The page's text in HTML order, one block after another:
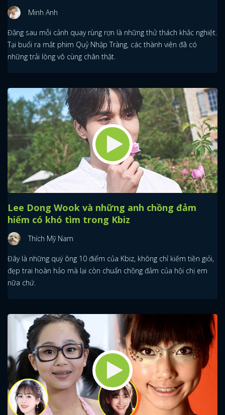
Minh Anh
Đằng sau mỗi cảnh quay rùng rợn là những thử thách khắc nghiệt.
Tại buổi ra mắt phim Quỷ Nhập Tràng, các thành viên đã có
những trải lòng vô cùng chân thật.
Lee Dong Wook và những anh chồng đảm
hiếm có khó tìm trong Kbiz
Thích Mỹ Nam
Đây là những quý ông 10 điểm của Kbiz, không chỉ kiếm tiền giỏi,
đẹp trai hoàn hảo mà lại còn chuẩn chồng đảm của hội chị em
nữa chứ.